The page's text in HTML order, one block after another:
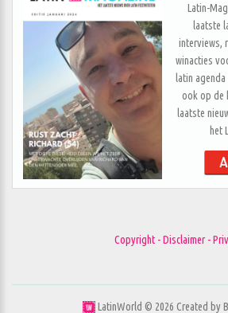
Latin-
laatste
interviews,
winacties
latin
ook op de
laatste
het
Copyright - Disclaimer -
LatinWorld © 2026 Created by